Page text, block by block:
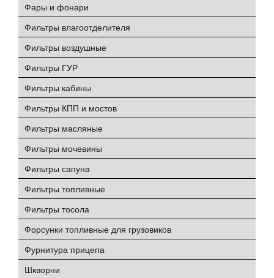
Фары и фонари
Фильтры влагоотделителя
Фильтры воздушные
Фильтры ГУР
Фильтры кабины
Фильтры КПП и мостов
Фильтры масляные
Фильтры мочевины
Фильтры сапуна
Фильтры топливные
Фильтры тосола
Форсунки топливные для грузовиков
Фурнитура прицепа
Шкворни